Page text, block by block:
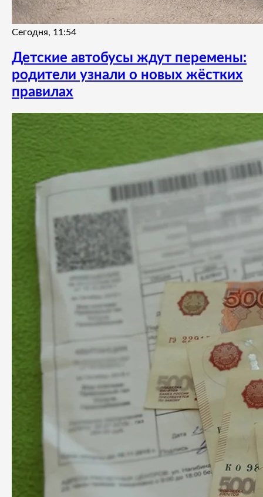
Сегодня, 11:54
Детские автобусы ждут перемены:
родители узнали о новых жёстких
правилах